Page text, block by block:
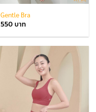
Gentle Bra
550